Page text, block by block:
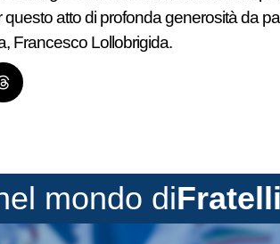
atto di profonda generosità da
Francesco Lollobrigida.
mondo di